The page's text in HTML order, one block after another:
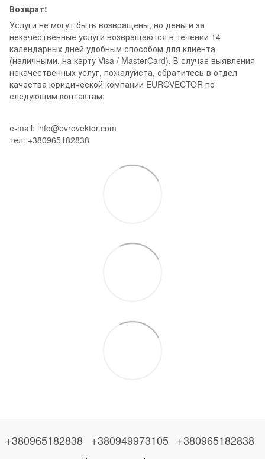
Возврат!
Услуги не могут быть возвращены, но деньги за
некачественные услуги возвращаются в течении 14
календарных дней удобным способом для клиента
(наличными, на карту Visa / MasterCard). В случае выявления
некачественных услуг, пожалуйста, обратитесь в отдел
качества юридической компании EUROVECTOR по
следующим контактам:
е-mail: info@evrovektor.com
тел: +380965182838
+380965182838 +380949973105 +380965182838